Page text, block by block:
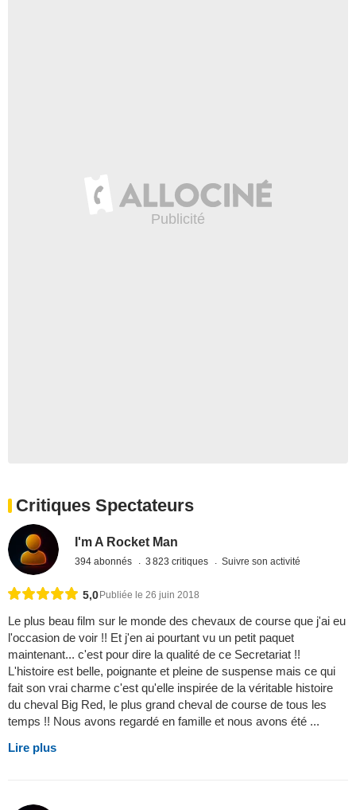
Critiques Spectateurs
I'm A Rocket Man
394 abonnés 3 823 critiques Suivre son activité
5,0 Publiée le 26 juin 2018
Le plus beau film sur le monde des chevaux de course que j'ai eu
l'occasion de voir !! Et j'en ai pourtant vu un petit paquet
maintenant... c'est pour dire la qualité de ce Secretariat !!
L'histoire est belle, poignante et pleine de suspense mais ce qui
fait son vrai charme c'est qu'elle inspirée de la véritable histoire
du cheval Big Red, le plus grand cheval de course de tous les
temps !! Nous avons regardé en famille et nous avons été ...
Lire plus